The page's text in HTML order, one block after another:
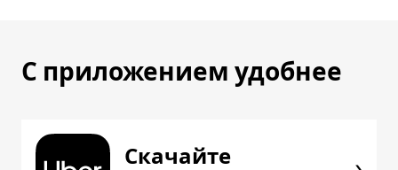
С приложением удобнее
Скачайте